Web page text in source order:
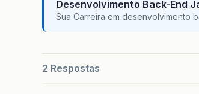
Desenvolvimento Back-End
Sua Carreira em desenvolvimento
2 Respostas